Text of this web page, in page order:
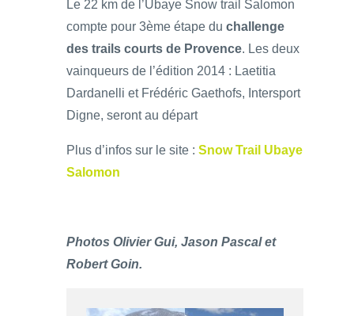
Le 22 km de l’Ubaye Snow trail Salomon
compte pour 3ème étape du challenge
des trails courts de Provence. Les deux
vainqueurs de l’édition 2014 : Laetitia
Dardanelli et Frédéric Gaethofs, Intersport
Digne, seront au départ
Plus d’infos sur le site : Snow Trail Ubaye
Salomon
Photos Olivier Gui, Jason Pascal et
Robert Goin.